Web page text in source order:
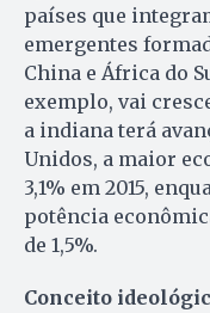
países que
emergentes
China e África do
exemplo, vai
a indiana terá
Unidos, a maior
3,1% em 2015,
potência
de 1,5%.
Conceito